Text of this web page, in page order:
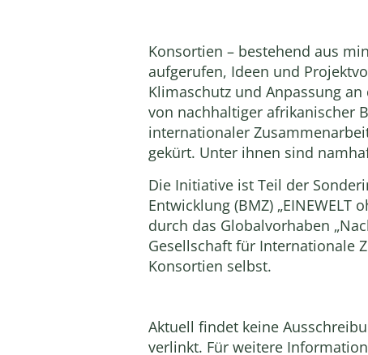
Konsortien – bestehend aus
aufgerufen, Ideen und
Klimaschutz und Anpassung
von nachhaltiger afrikanischer
internationaler
gekürt. Unter ihnen sind
Die Initiative ist Teil der
Entwicklung (BMZ)
durch das Globalvorhaben
Gesellschaft für Internationale
Konsortien selbst.
Aktuell findet keine
verlinkt. Für weitere